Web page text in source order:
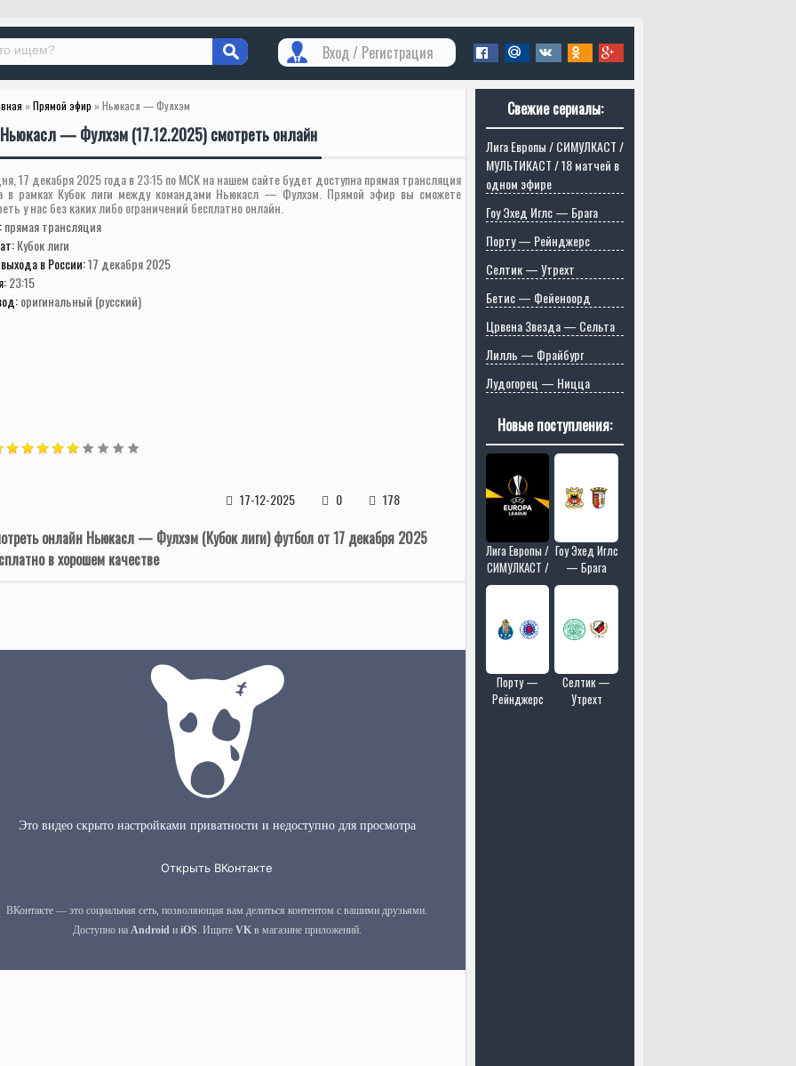
Вход / Регистрация
»Прямой эфир » Ньюкасл — Фулхэм
Ньюкасл — Фулхэм (17.12.2025) смотреть онлайн
17 декабря 2025 года в 23:15 по МСК на нашем сайте будет доступна прямая трансляция
в рамках Кубок лиги между командами Ньюкасл — Фулхэм. Прямой эфир вы сможете
у нас без каких либо ограничений бесплатно онлайн.
прямая трансляция
Кубок лиги
в России:17 декабря 2025
23:15
оригинальный (русский)
17-12-2025 0 178
онлайн Ньюкасл — Фулхэм (Кубок лиги) футбол от 17 декабря 2025
в хорошем качестве
Свежие сериалы:
Лига Европы / СИМУЛКАСТ /
МУЛЬТИКАСТ / 18 матчей в
одном эфире
Гоу Эхед Иглс — Брага
Порту — Рейнджерс
Селтик — Утрехт
Бетис — Фейеноорд
Црвена Звезда — Сельта
Лилль — Фрайбург
Лудогорец — Ницца
Новые поступления:
Лига Европы /
СИМУЛКАСТ /
МУЛЬТИКАСТ
одном эфире
Гоу Эхед Иглс
— Брага
Порту —
Рейнджерс
Селтик —
Утрехт